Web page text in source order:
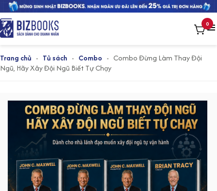
0
Trang chủ - Tủ sách - Combo - Combo Đừng Làm Thay Đội
Ngũ, Hãy Xây Đội Ngũ Biết Tự Chạy